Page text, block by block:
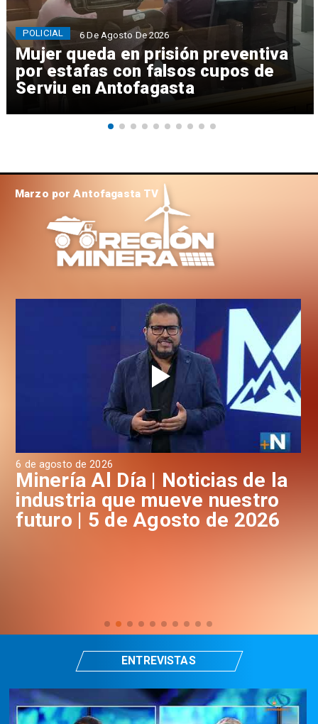
Mujer queda en prisión preventiva
por estafas con falsos cupos de
Serviu en Antofagasta
POLICIAL 6 De Agosto De 2026
agosto de 2026
Al Día | Noticias de la
que mueve nuestro
| 5 de Agosto de 2026
Marzo por Antofagasta TV
ENTREVISTAS